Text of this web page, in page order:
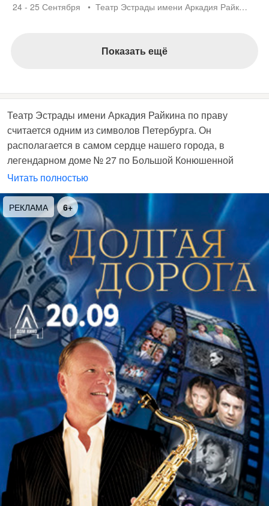
24 - 25 Сентября Театр Эстрады имени Аркадия Райкина
Показать ещё
Театр Эстрады имени Аркадия Райкина по праву
считается одним из символов Петербурга. Он
располагается в самом сердце нашего города, в
легендарном доме № 27 по Большой Конюшенной
улице. Именно здесь, в номерах гостиницы «Демутов
трактир», Александр Сергеевич Пушкин написал свою
«Полтаву». В начале XX века в этом здании
размещался знаменитый ресторан «Медведь»,
завсегдатаями которого были Федор Шаляпин и Вера
Комиссаржевская.
Ленинградский театр эстрады и миниатюр «поселился»
на Большой Конюшенной улице осенью 1939 года. Его
зал всегда был полон. Зрители приходили сюда, чтобы
забыть о житейских проблемах, увидеть любимых
актеров и от души посмеяться. Такая популярность
театра – безусловная заслуга его художественного
руководителя, блистательного советского артиста
Аркадия Исааковича Райкина, отдавшего этой сцене
сорок лет своей жизни…
В наши дни Театр Эстрады все так же любим зрителями.
Его возглавляет Юрий Гальцев – актер удивительного
комедийного дарования, один выход которого на сцену
уже вызывает добрую улыбку. В репертуаре театра –
легкие веселые постановки, которые под маской
доброго юмора поднимают серьёзные жизненные
вопросы.
Читать полностью
РЕКЛАМА 6+